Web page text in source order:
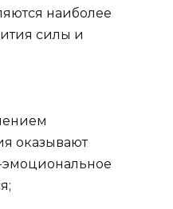
наиболее
силы и
оказывают
эмоциональное